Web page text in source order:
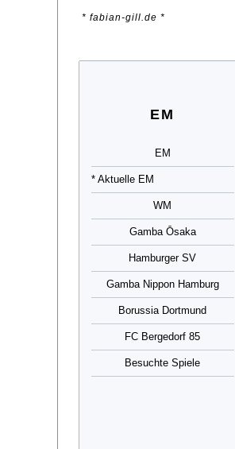
* fabian-gill.de *
EM
EM
* Aktuelle EM
WM
Gamba Ōsaka
Hamburger SV
Gamba Nippon Hamburg
Borussia Dortmund
FC Bergedorf 85
Besuchte Spiele